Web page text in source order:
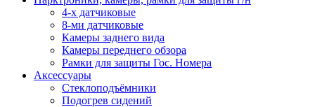
4-х датчиковые
8-ми датчиковые
Камеры заднего вида
Камеры переднего обзора
Рамки для защиты Гос. Номера
Аксессуары
Стеклоподъёмники
Подогрев сидений